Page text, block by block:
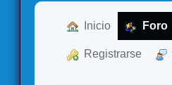
Inicio Foro
Registrarse